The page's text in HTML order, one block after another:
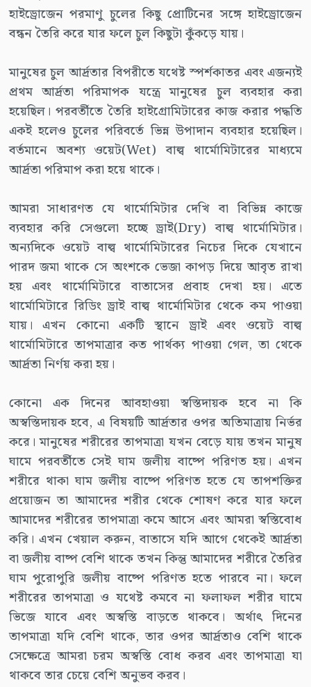
হাইড্রোজেন পরমাণু চুলের কিছু প্রোটিনের সঙ্গে হাইড্রোজেন
বন্ধন তৈরি করে যার ফলে চুল কিছুটা কুঁকড়ে যায়।
মানুষের চুল আর্দ্রতার বিপরীতে যথেষ্ট স্পর্শকাতর এবং এজন্যই
প্রথম আর্দ্রতা পরিমাপক যন্ত্রে মানুষের চুল ব্যবহার করা
হয়েছিল। পরবর্তীতে তৈরি হাইগ্রোমিটারের কাজ করার পদ্ধতি
একই হলেও চুলের পরিবর্তে ভিন্ন উপাদান ব্যবহার হয়েছিল।
বর্তমানে অবশ্য ওয়েট(Wet) বাল্ব থার্মোমিটারের মাধ্যমে
আর্দ্রতা পরিমাপ করা হয়ে থাকে।
আমরা সাধারণত যে থার্মোমিটার দেখি বা বিভিন্ন কাজে
ব্যবহার করি সেগুলো হচ্ছে ড্রাই(Dry) বাল্ব থার্মোমিটার।
অন্যদিকে ওয়েট বাল্ব থার্মোমিটারের নিচের দিকে যেখানে
পারদ জমা থাকে সে অংশকে ভেজা কাপড় দিয়ে আবৃত রাখা
হয় এবং থার্মোমিটারে বাতাসের প্রবাহ দেখা হয়। এতে
থার্মোমিটারে রিডিং ড্রাই বাল্ব থার্মোমিটার থেকে কম পাওয়া
যায়। এখন কোনো একটি স্থানে ড্রাই এবং ওয়েট বাল্ব
থার্মোমিটারে তাপমাত্রার কত পার্থক্য পাওয়া গেল, তা থেকে
আর্দ্রতা নির্ণয় করা হয়।
কোনো এক দিনের আবহাওয়া স্বস্তিদায়ক হবে না কি
অস্বস্তিদায়ক হবে, এ বিষয়টি আর্দ্রতার ওপর অতিমাত্রায় নির্ভর
করে। মানুষের শরীরের তাপমাত্রা যখন বেড়ে যায় তখন মানুষ
ঘামে পরবর্তীতে সেই ঘাম জলীয় বাষ্পে পরিণত হয়। এখন
শরীরে থাকা ঘাম জলীয় বাষ্পে পরিণত হতে যে তাপশক্তির
প্রয়োজন তা আমাদের শরীর থেকে শোষণ করে যার ফলে
আমাদের শরীরের তাপমাত্রা কমে আসে এবং আমরা স্বস্তিবোধ
করি। এখন খেয়াল করুন, বাতাসে যদি আগে থেকেই আর্দ্রতা
বা জলীয় বাষ্প বেশি থাকে তখন কিন্তু আমাদের শরীরে তৈরির
ঘাম পুরোপুরি জলীয় বাষ্পে পরিণত হতে পারবে না। ফলে
শরীরের তাপমাত্রা ও যথেষ্ট কমবে না ফলাফল শরীর ঘামে
ভিজে যাবে এবং অস্বস্তি বাড়তে থাকবে। অর্থাৎ দিনের
তাপমাত্রা যদি বেশি থাকে, তার ওপর আর্দ্রতাও বেশি থাকে
সেক্ষেত্রে আমরা চরম অস্বস্তি বোধ করব এবং তাপমাত্রা যা
থাকবে তার চেয়ে বেশি অনুভব করব।